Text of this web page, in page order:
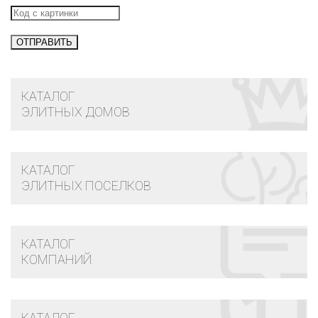
КАТАЛОГ
ЭЛИТНЫХ ДОМОВ
КАТАЛОГ
ЭЛИТНЫХ ПОСЕЛКОВ
КАТАЛОГ
КОМПАНИЙ